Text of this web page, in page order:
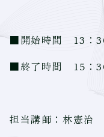
■開始時間 13：
■終了時間 15：
担当講師：林憲治